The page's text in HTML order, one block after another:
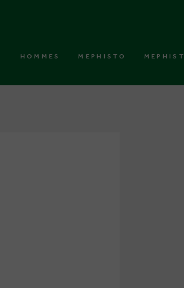
HOMMES MEPHISTO